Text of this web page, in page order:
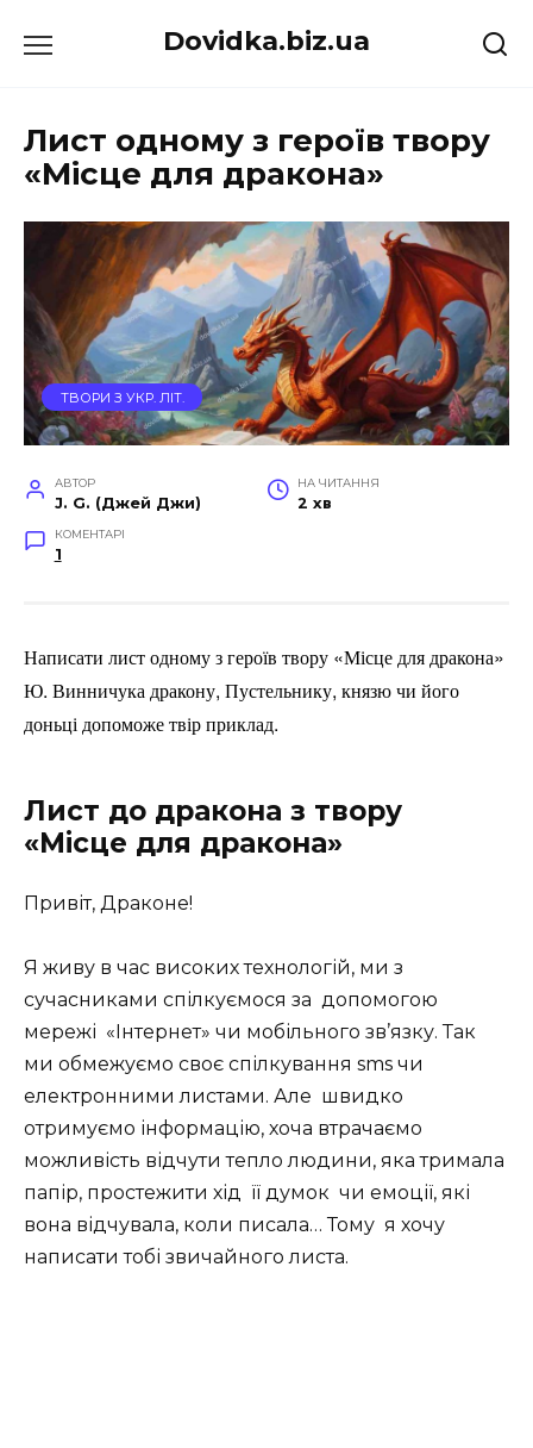
до
Dovidka.biz.ua
Лист одному з героїв твору
«Місце для дракона»
ТВОРИ З УКР. ЛІТ.
АВТОР
J. G. (Джей Джи)
НА ЧИТАННЯ
2 хв
КОМЕНТАРІ
1
Написати лист одному з героїв твору «Місце для дракона»
Ю. Винничука дракону, Пустельнику, князю чи його
доньці допоможе твір приклад.
Лист до дракона з твору
«Місце для дракона»
Привіт, Драконе!
Я живу в час високих технологій, ми з
сучасниками спілкуємося за допомогою
мережі «Інтернет» чи мобільного зв’язку. Так
ми обмежуємо своє спілкування sms чи
електронними листами. Але швидко
отримуємо інформацію, хоча втрачаємо
можливість відчути тепло людини, яка тримала
папір, простежити хід
її думок чи емоції, які
вона відчувала, коли писала… Тому я хочу
написати тобі звичайного листа.